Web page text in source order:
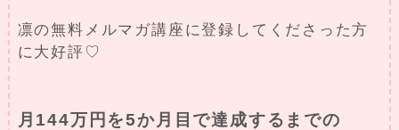
凛の無料メルマガ講座に登録してくださった方
に大好評♡
月144万円を5か月目で達成するまでの